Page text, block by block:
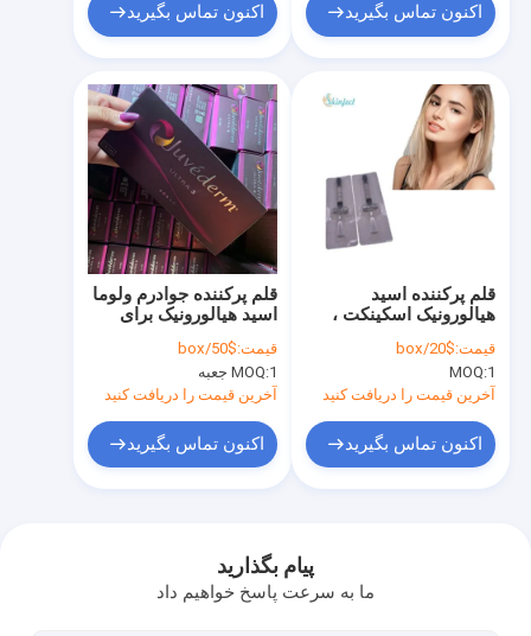
اکنون تماس بگیرید اکنون تماس بگیرید
قلم پرکننده جوادرم ولوما
اسید هیالورونیک برای
پیشانی
قیمت:$50/box
MOQ:1 جعبه
آخرین قیمت را دریافت کنید
اکنون تماس بگیرید
قلم پرکننده اسید
هیالورونیک اسکینکت ،
تزریقی 2 میلی لیتری
قیمت:$20/box
MOQ:1
آخرین قیمت را دریافت کنید
اکنون تماس بگیرید
پیام بگذارید
ما به سرعت پاسخ خواهیم داد